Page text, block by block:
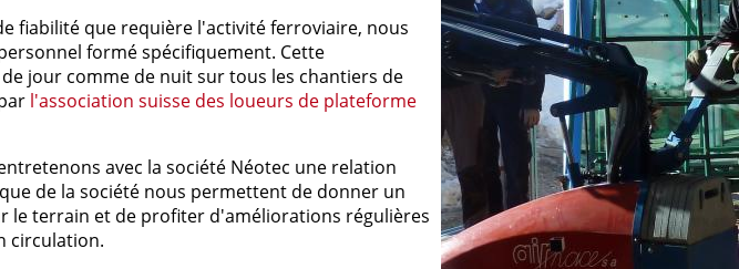
fiabilité que requière l'activité ferroviaire, nous
formé spécifiquement. Cette
jour comme de nuit sur tous les chantiers de
l'association suisse des loueurs de plateforme
avec la société Néotec une relation
de la société nous permettent de donner un
terrain et de profiter d'améliorations régulières
circulation.